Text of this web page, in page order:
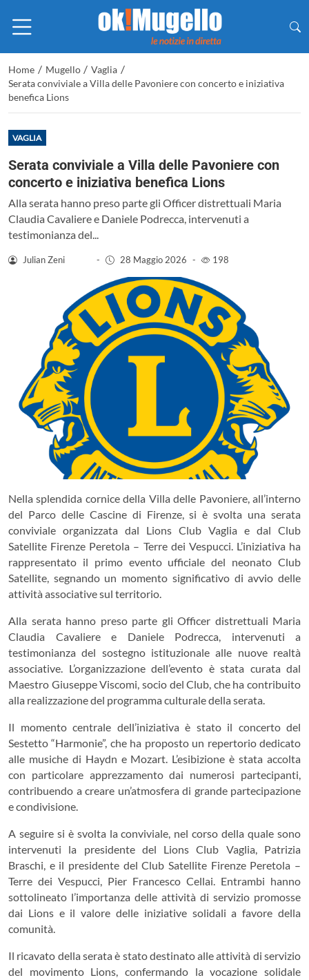
Home / Mugello / Vaglia /
Serata conviviale a Villa delle Pavoniere con concerto e iniziativa
benefica Lions
VAGLIA
Serata conviviale a Villa delle Pavoniere con
concerto e iniziativa benefica Lions
Alla serata hanno preso parte gli Officer distrettuali Maria
Claudia Cavaliere e Daniele Podrecca, intervenuti a
testimonianza del...
Julian Zeni - 28 Maggio 2026 - 198
Nella splendida cornice della Villa delle Pavoniere, all’interno
del Parco delle Cascine di Firenze, si è svolta una serata
conviviale organizzata dal Lions Club Vaglia e dal Club
Satellite Firenze Peretola – Terre dei Vespucci. L’iniziativa ha
rappresentato il primo evento ufficiale del neonato Club
Satellite, segnando un momento significativo di avvio delle
attività associative sul territorio.
Alla serata hanno preso parte gli Officer distrettuali Maria
Claudia Cavaliere e Daniele Podrecca, intervenuti a
testimonianza del sostegno istituzionale alle nuove realtà
associative. L’organizzazione dell’evento è stata curata dal
Maestro Giuseppe Viscomi, socio del Club, che ha contribuito
alla realizzazione del programma culturale della serata.
Il momento centrale dell’iniziativa è stato il concerto del
Sestetto “Harmonie”, che ha proposto un repertorio dedicato
alle musiche di Haydn e Mozart. L’esibizione è stata accolta
con particolare apprezzamento dai numerosi partecipanti,
contribuendo a creare un’atmosfera di grande partecipazione
e condivisione.
A seguire si è svolta la conviviale, nel corso della quale sono
intervenuti la presidente del Lions Club Vaglia, Patrizia
Braschi, e il presidente del Club Satellite Firenze Peretola –
Terre dei Vespucci, Pier Francesco Cellai. Entrambi hanno
sottolineato l’importanza delle attività di servizio promosse
dai Lions e il valore delle iniziative solidali a favore della
comunità.
Il ricavato della serata è stato destinato alle attività di servizio
del movimento Lions, confermando la vocazione solidale